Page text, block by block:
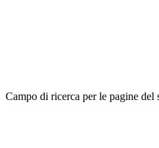
Campo di ricerca per le pagine del